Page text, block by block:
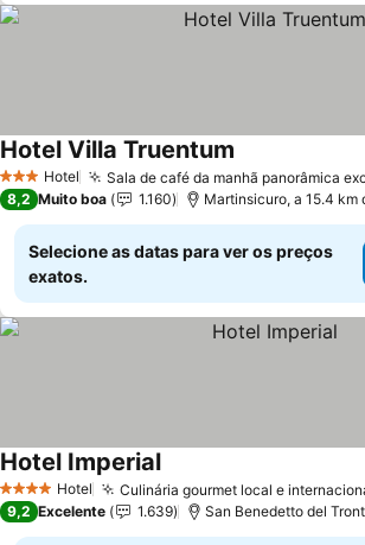
3 EstrelasHotel Sala de café da manhã panorâmica
Hotel Villa Truentum
8,2 Muito boa 1.160 Martinsicuro, a 15.4 km
Selecione as datas para ver os preços
exatos.
4 EstrelasHotel Culinária gourmet local e
Hotel Imperial
9,2 Excelente 1.639